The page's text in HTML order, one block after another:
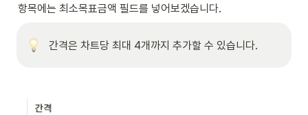
항목에는 최소목표금액 필드를 넣어보겠습니다.
간격은 차트당 최대 4개까지 추가할 수 있습니다.